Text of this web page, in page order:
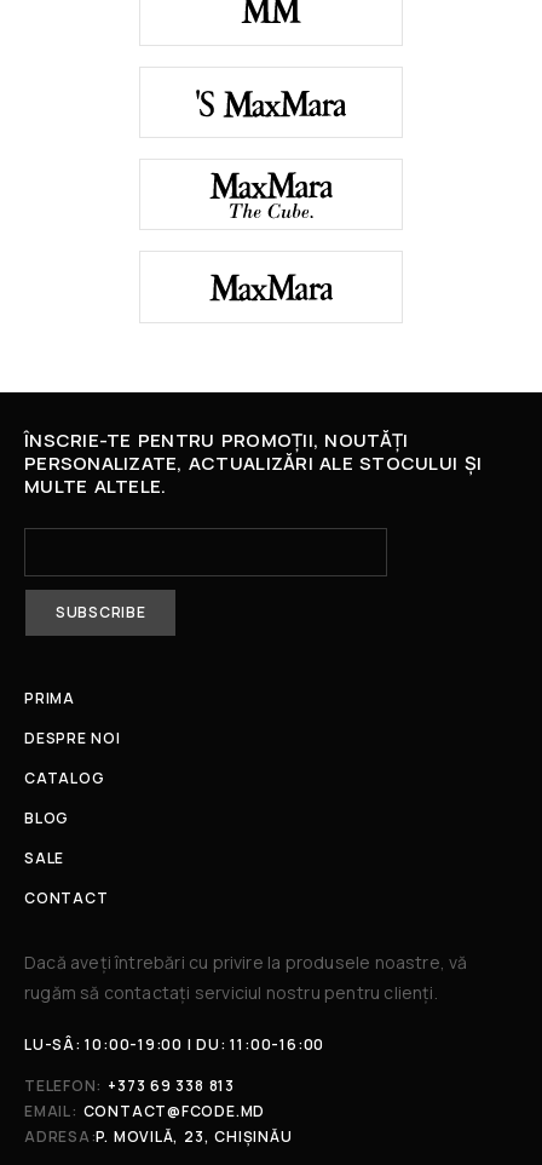
ÎNSCRIE-TE PENTRU PROMOȚII, NOUTĂȚI
PERSONALIZATE, ACTUALIZĂRI ALE STOCULUI ȘI
MULTE ALTELE.
PRIMA
DESPRE NOI
CATALOG
BLOG
SALE
CONTACT
Dacă aveți întrebări cu privire la produsele noastre, vă
rugăm să contactați serviciul nostru pentru clienți.​
LU-SÂ: 10:00-19:00 | DU: 11:00-16:00
TELEFON: +373 69 338 813
EMAIL: CONTACT@FCODE.MD
ADRESA:P. MOVILĂ, 23, CHIȘINĂU